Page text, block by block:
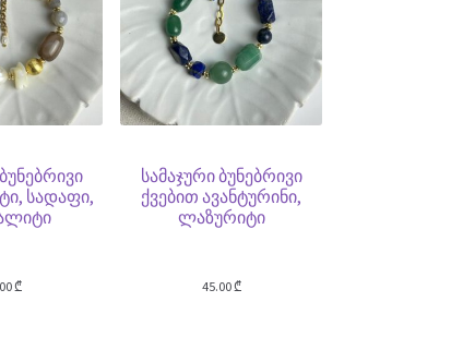
სადაფი,
₾
სამაჯური ბუნებრივი
ქვებით ავანტურინი,
ლაზურიტი
45.00₾